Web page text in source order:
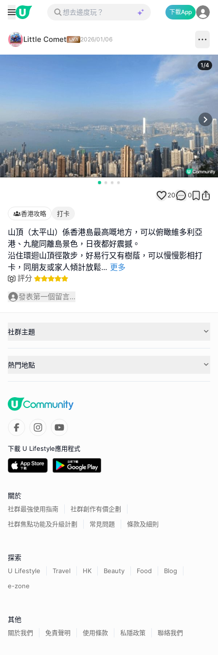
下載App
Little Comet 2026/01/06
1/4
20 0
香港攻略 打卡
山頂（太平山）係香港島最高嘅地方，可以俯瞰維多利亞
港、九龍同離島景色，日夜都好震撼。
沿住環迴山頂徑散步，好易行又有樹蔭，可以慢慢影相打
卡，同朋友或家人傾計放鬆... 更多
評分
發表第一個留言...
社群主題
熱門地點
下載 U Lifestyle應用程式
關於
社群最強使用指南
社群創作有價企劃
社群焦點功能及升級計劃
常見問題 條款及細則
探索
U Lifestyle Travel HK Beauty Food
Blog
e-zone
其他
關於我們 免責聲明 使用條款 私隱政策 聯絡我們